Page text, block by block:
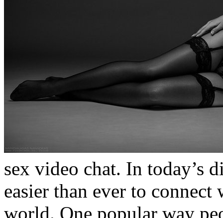
sex video chat. In today’s
easier than ever to
world. One popular way